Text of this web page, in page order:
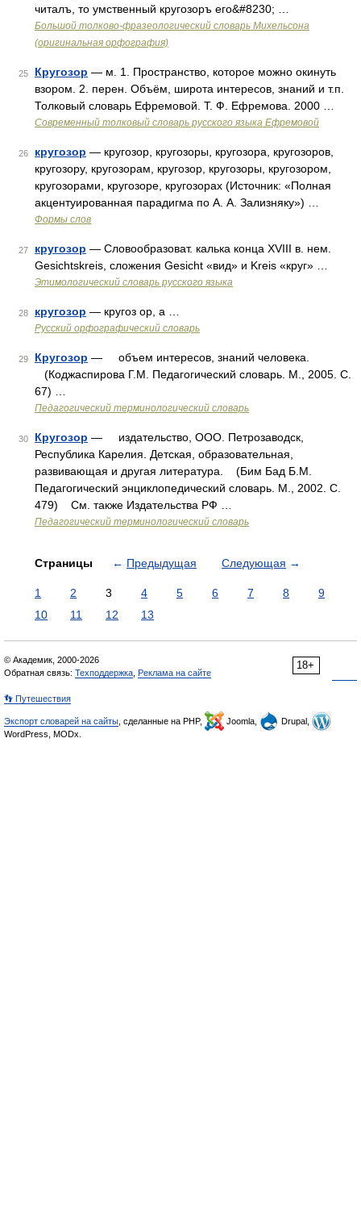
читалъ, то умственный кругозоръ его&#8230; …
Большой толково-фразеологический словарь Михельсона
(оригинальная орфография)
25 Кругозор — м. 1. Пространство, которое можно окинуть
взором. 2. перен. Объём, широта интересов, знаний и т.п.
Толковый словарь Ефремовой. Т. Ф. Ефремова. 2000 …
Современный толковый словарь русского языка Ефремовой
26 кругозор — кругозор, кругозоры, кругозора, кругозоров,
кругозору, кругозорам, кругозор, кругозоры, кругозором,
кругозорами, кругозоре, кругозорах (Источник: «Полная
акцентуированная парадигма по А. А. Зализняку») …
Формы слов
27 кругозор — Словообразоват. калька конца XVIII в. нем.
Gesichtskreis, сложения Gesicht «вид» и Kreis «круг» …
Этимологический словарь русского языка
28 кругозор — кругоз ор, а …
Русский орфографический словарь
29 Кругозор — объем интересов, знаний человека.
(Коджаспирова Г.М. Педагогический словарь. М., 2005. С.
67) …
Педагогический терминологический словарь
30 Кругозор — издательство, ООО. Петрозаводск,
Республика Карелия. Детская, образовательная,
развивающая и другая литература. (Бим Бад Б.М.
Педагогический энциклопедический словарь. М., 2002. С.
479) См. также Издательства РФ …
Педагогический терминологический словарь
Страницы ← Предыдущая Следующая →
1 2 3 4 5 6 7 8
9
10
11 12 13
18+
© Академик, 2000-2026
Обратная связь: Техподдержка Реклама на сайте
👣 Путешествия
Экспорт словарей на сайты , сделанные на PHP, Joomla,
Drupal,
WordPress, MODx.